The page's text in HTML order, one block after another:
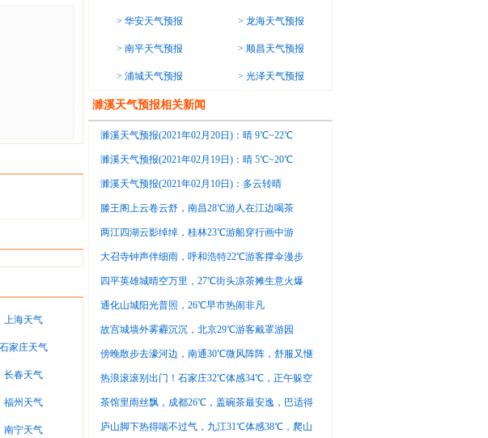
上海天气
石家庄天气
长春天气
福州天气
南宁天气
> 华安天气预报 > 龙海天气预报
> 南平天气预报 > 顺昌天气预报
> 浦城天气预报 > 光泽天气预报
濉溪天气预报相关新闻
濉溪天气预报(2021年02月20日)：晴 9℃~22℃
濉溪天气预报(2021年02月19日)：晴 5℃~20℃
濉溪天气预报(2021年02月10日)：多云转晴
1℃~15℃
滕王阁上云卷云舒，南昌28℃游人在江边喝茶
两江四湖云影绰绰，桂林23℃游船穿行画中游
大召寺钟声伴细雨，呼和浩特22℃游客撑伞漫步
四平英雄城晴空万里，27℃街头凉茶摊生意火爆
通化山城阳光普照，26℃早市热闹非凡
故宫城墙外雾霾沉沉，北京29℃游客戴罩游园
傍晚散步去濠河边，南通30℃微风阵阵，舒服又惬
意
热浪滚滚别出门！石家庄32℃体感34℃，正午躲空
调房
茶馆里雨丝飘，成都26℃，盖碗茶最安逸，巴适得
很
庐山脚下热得喘不过气，九江31℃体感38℃，爬山